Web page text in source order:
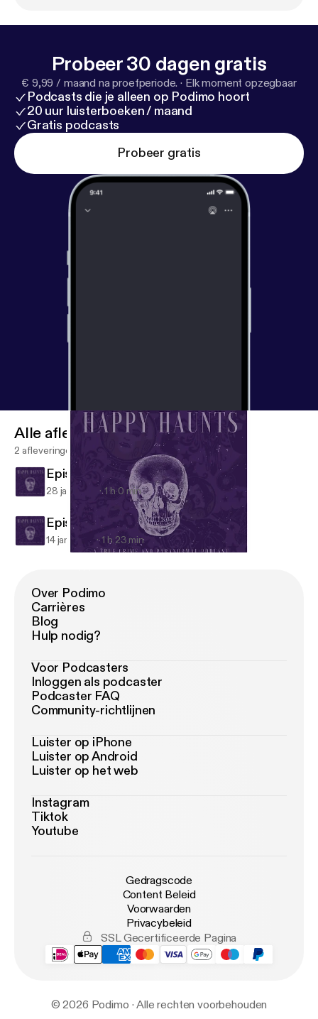
Probeer 30 dagen gratis
€ 9,99 / maand na proefperiode. · Elk moment opzegbaar
Podcasts die je alleen op Podimo hoort
20 uur luisterboeken / maand
Gratis podcasts
Probeer gratis
Alle afleveringen
2 afleveringen
Episode 25: The Haunted Mansion
28 jan 2019 1 h 0 min
Episode 24: Serial Killers
14 jan 2019 1 h 23 min
Over Podimo
Carrières
Blog
Hulp nodig?
Voor Podcasters
Inloggen als podcaster
Podcaster FAQ
Community-richtlijnen
Luister op iPhone
Luister op Android
Luister op het web
Instagram
Tiktok
Youtube
Gedragscode
Content Beleid
Voorwaarden
Privacybeleid
SSL Gecertificeerde Pagina
© 2026 Podimo · Alle rechten voorbehouden